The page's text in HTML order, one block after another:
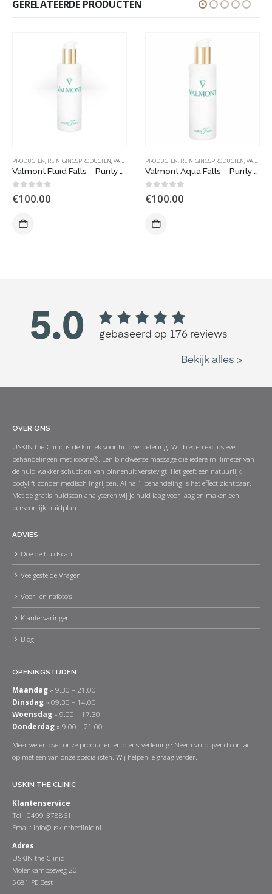
GERELATEERDE PRODUCTEN
PRODUCTEN, REINIGINGSPRODUCTEN,VALMONT
0out of 5
€100.00
PRODUCTEN, REINIGINGSPRODUCTEN,VALMONT
0out of 5
€100.00
OVER ONS
USKIN the Clinic is dé kliniek voor huidverbetering. Wij bieden exclusieve
behandelingen met icoone®. Een bindweefselmassage die iedere millimeter van
de huid wakker schudt en van binnenuit verstevigt. Het geeft een natuurlijk
bodylift zonder medisch ingrijpen. Al na 1 behandeling is het effect zichtbaar.
Met de gratis huidscan analyseren wij je huid laag voor laag en maken een
persoonlijk huidplan.
ADVIES
Doe de huidscan
Veelgestelde Vragen
Voor- en nafoto’s
Klantervaringen
Blog
OPENINGSTIJDEN
Maandag » 9.30 – 21.00
Dinsdag » 09.30 – 14.00
Woensdag » 9.00 – 17.30
Donderdag » 9.00 – 21.00
Meer weten over onze producten en dienstverlening? Neem vrijblijvend contact
op met een van onze specialisten. Wij helpen je graag verder.
USKIN THE CLINIC
Klantenservice
Tel.: 0499-378861
Email: info@uskintheclinic.nl
Adres
USKIN the Clinic
Molenkampseweg 20
5681 PE Best